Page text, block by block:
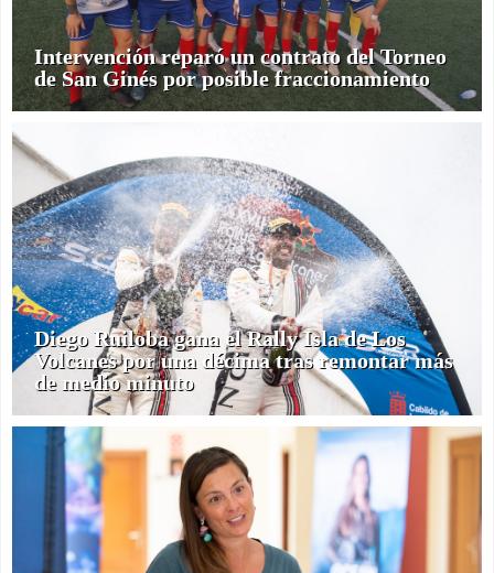
Intervención reparó un contrato del Torneo
de San Ginés por posible fraccionamiento
Diego Ruiloba gana el Rally Isla de Los
Volcanes por una décima tras remontar más
de medio minuto